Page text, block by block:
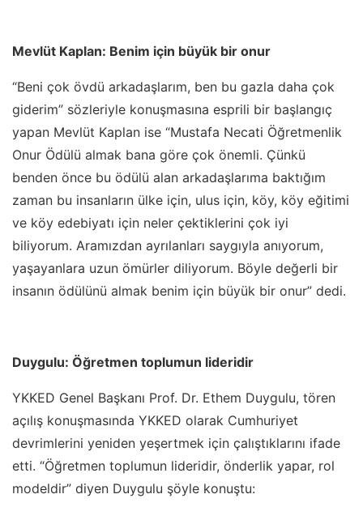
Mevlüt Kaplan: Benim için büyük bir onur
“Beni çok övdü arkadaşlarım, ben bu gazla daha çok
giderim” sözleriyle konuşmasına esprili bir başlangıç
yapan Mevlüt Kaplan ise “Mustafa Necati Öğretmenlik
Onur Ödülü almak bana göre çok önemli. Çünkü
benden önce bu ödülü alan arkadaşlarıma baktığım
zaman bu insanların ülke için, ulus için, köy, köy eğitimi
ve köy edebiyatı için neler çektiklerini çok iyi
biliyorum. Aramızdan ayrılanları saygıyla anıyorum,
yaşayanlara uzun ömürler diliyorum. Böyle değerli bir
insanın ödülünü almak benim için büyük bir onur” dedi.
Duygulu: Öğretmen toplumun lideridir
YKKED Genel Başkanı Prof. Dr. Ethem Duygulu, tören
açılış konuşmasında YKKED olarak Cumhuriyet
devrimlerini yeniden yeşertmek için çalıştıklarını ifade
etti. “Öğretmen toplumun lideridir, önderlik yapar, rol
modeldir” diyen Duygulu şöyle konuştu: